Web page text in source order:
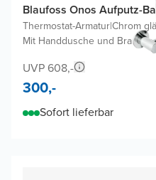
Blaufoss Onos Aufputz-
Thermostat-Armatur|Chrom
Mit Handdusche und
UVP 608,-
300,-
Sofort lieferbar